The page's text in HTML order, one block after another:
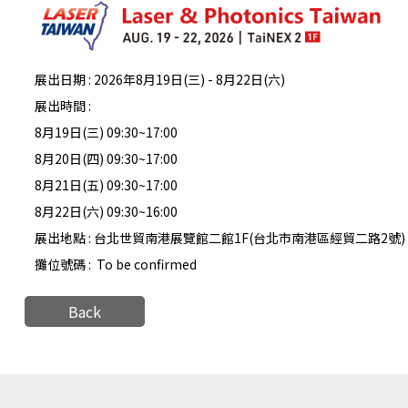
展出日期 : 2026年8月19日(三) - 8月22日(六)
展出時間 :
8月19日(三) 09:30~17:00
8月20日(四) 09:30~17:00
8月21日(五) 09:30~17:00
8月22日(六) 09:30~16:00
展出地點 : 台北世貿南港展覽館二館1F(台北市南港區經貿二路2號)
攤位號碼 : To be confirmed
Back